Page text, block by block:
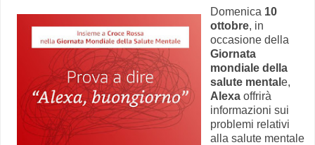
Domenica 10
ottobre, in
occasione della
Giornata
mondiale della
salute mental e,
Alexa offrirà
informazioni sui
problemi relativi
alla salute mentale